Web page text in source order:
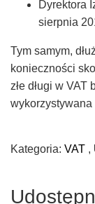
Dyrektora
sierpnia
Tym samym,
konieczności
złe długi w VAT
Kategoria: VAT ,